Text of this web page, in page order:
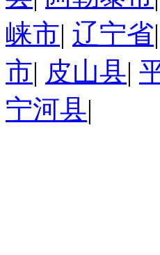
崃市| 辽宁省|
市| 皮山县|
宁河县|